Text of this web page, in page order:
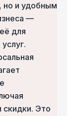
но и удобным
—
для
Это